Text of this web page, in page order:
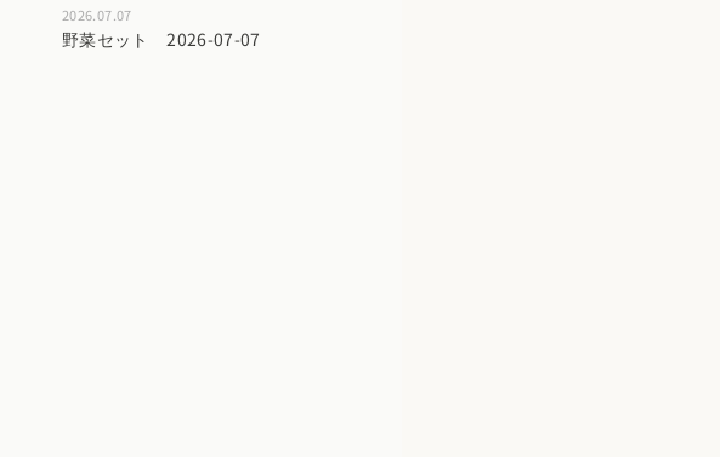
2026.07.07
野菜セット 2026-07-07